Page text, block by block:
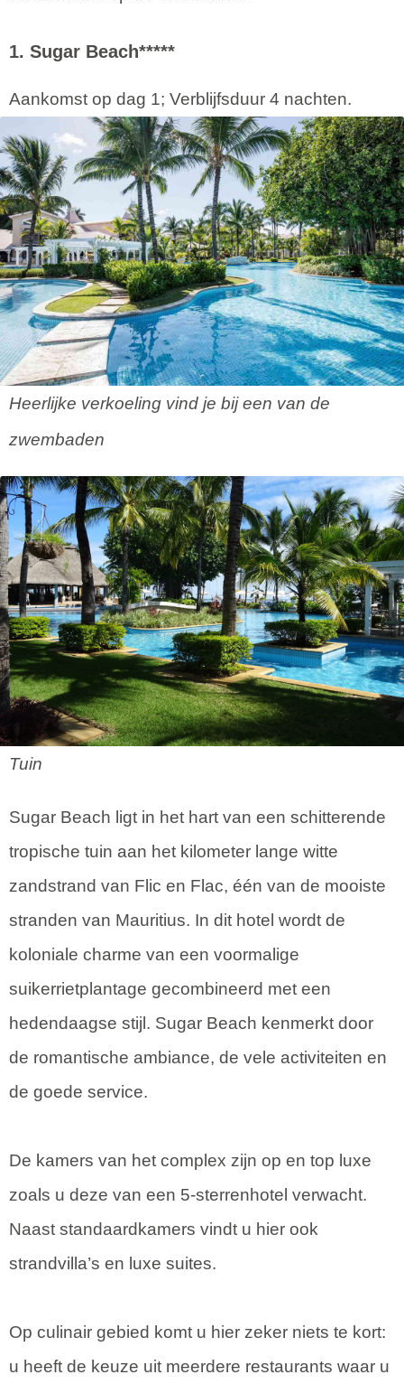
1. Sugar Beach*****
Aankomst op dag 1; Verblijfsduur 4 nachten.
Heerlijke verkoeling vind je bij een van de
zwembaden
Tuin
Sugar Beach ligt in het hart van een schitterende
tropische tuin aan het kilometer lange witte
zandstrand van Flic en Flac, één van de mooiste
stranden van Mauritius. In dit hotel wordt de
koloniale charme van een voormalige
suikerrietplantage gecombineerd met een
hedendaagse stijl. Sugar Beach kenmerkt door
de romantische ambiance, de vele activiteiten en
de goede service.
De kamers van het complex zijn op en top luxe
zoals u deze van een 5-sterrenhotel verwacht.
Naast standaardkamers vindt u hier ook
strandvilla’s en luxe suites.
Op culinair gebied komt u hier zeker niets te kort:
u heeft de keuze uit meerdere restaurants waar u